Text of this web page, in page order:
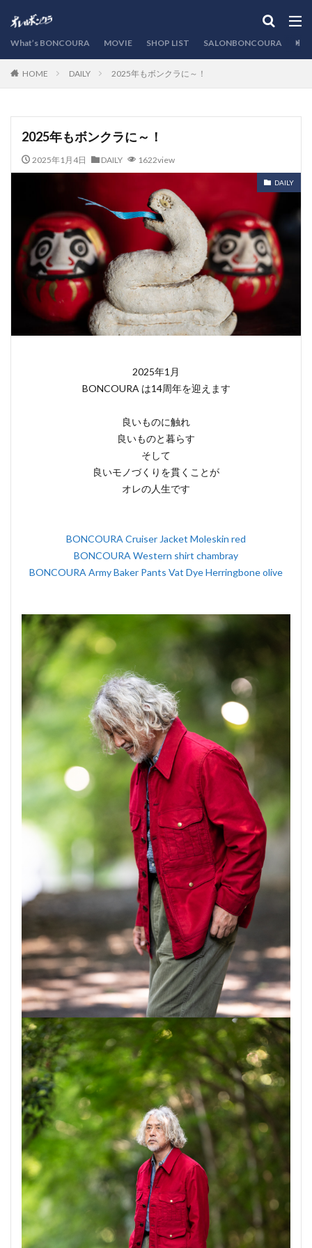
What’s BONCOURA MOVIE SHOP LIST SALONBONCOURA
HOME DAILY 2025年もボンクラに～！
2025年もボンクラに～！
2025年1月4日 DAILY 1622view
DAILY
2025年1月
BONCOURA は14周年を迎えます
良いものに触れ
良いものと暮らす
そして
良いモノづくりを貫くことが
オレの人生です
BONCOURA Cruiser Jacket Moleskin red
BONCOURA Western shirt chambray
BONCOURA Army Baker Pants Vat Dye Herringbone olive
カテゴリー
検索